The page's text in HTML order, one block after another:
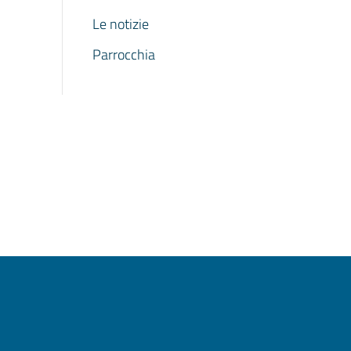
Le notizie
Parrocchia